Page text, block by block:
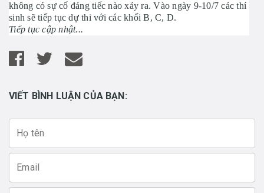
không có sự cố đáng tiếc nào xảy ra. Vào ngày 9-10/7 các thí
sinh sẽ tiếp tục dự thi với các khối B, C, D.
Tiếp tục cập nhật...
VIẾT BÌNH LUẬN CỦA BẠN: